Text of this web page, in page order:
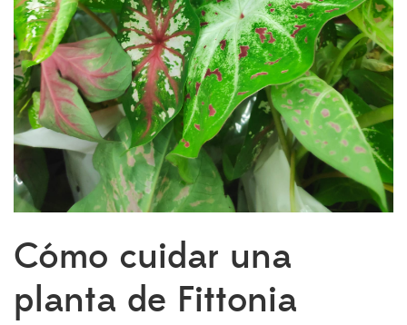
Cómo cuidar una
planta de Fittonia